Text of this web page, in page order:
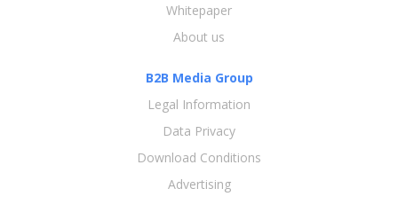
Whitepaper
About us
B2B Media Group
Legal Information
Data Privacy
Download Conditions
Advertising